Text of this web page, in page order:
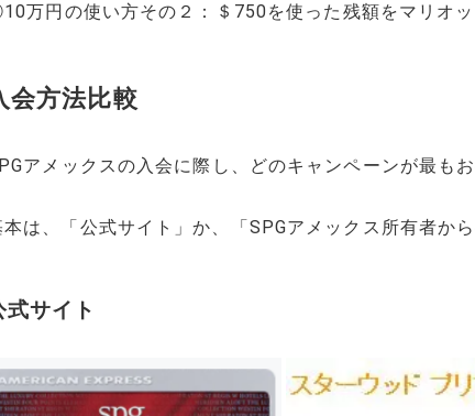
万円の使い方その２：＄750を使った残額をマリオ
会方法比較
アメックスの入会に際し、どのキャンペーンが最も
本は、「公式サイト」か、「SPGアメックス所有者か
式サイト